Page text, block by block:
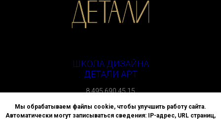
Мы обрабатываем файлы cookie, чтобы улучшить работу сайта.
Автоматически могут записываться сведения: IP-адрес, URL страниц,
ШКОЛА ДИЗАЙНА
ДЕТАЛИ АРТ
8 495 690 45 15
г. Москва, улица Спиридоновка, д. 4